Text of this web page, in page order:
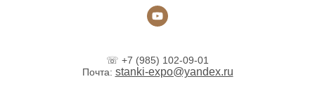
☏ +7 (985) 102-09-01
Почта: stanki-expo@yandex.ru